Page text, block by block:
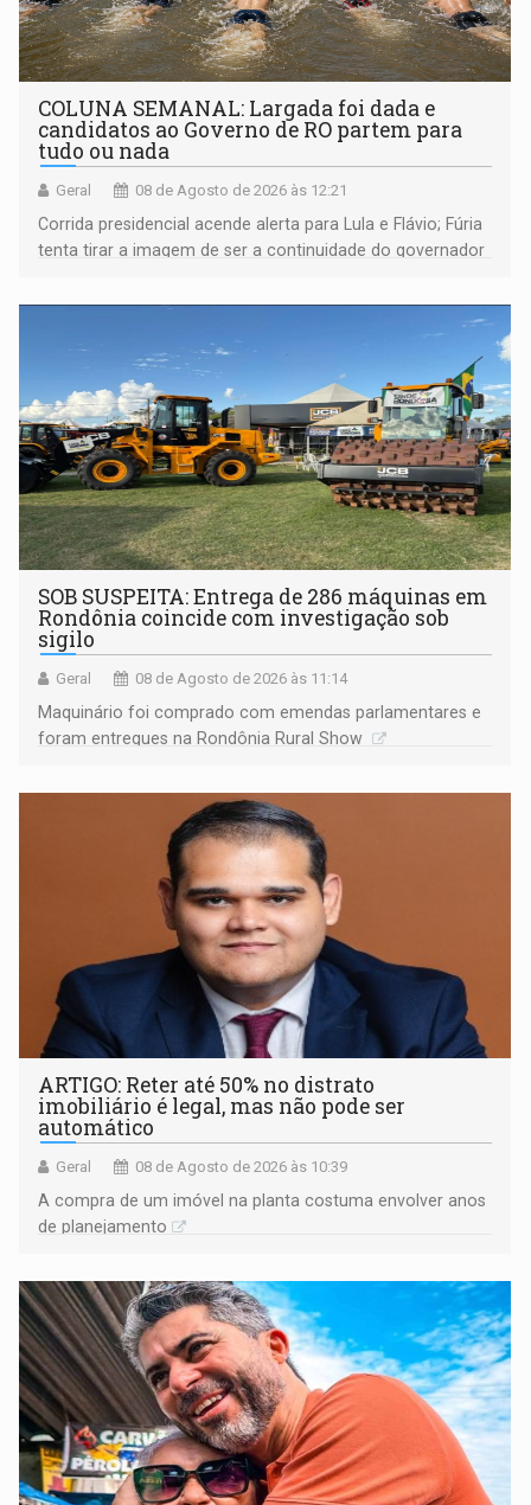
COLUNA SEMANAL: Largada foi dada e
candidatos ao Governo de RO partem para
tudo ou nada
Geral 08 de Agosto de 2026 às 12:21
Corrida presidencial acende alerta para Lula e Flávio; Fúria
tenta tirar a imagem de ser a continuidade do governador
não ter entrado no modo eleição; ABAV faz evento em
SOB SUSPEITA: Entrega de 286 máquinas em
Rondônia coincide com investigação sob
sigilo
Geral 08 de Agosto de 2026 às 11:14
Maquinário foi comprado com emendas parlamentares e
foram entregues na Rondônia Rural Show
ARTIGO: Reter até 50% no distrato
imobiliário é legal, mas não pode ser
automático
Geral 08 de Agosto de 2026 às 10:39
A compra de um imóvel na planta costuma envolver anos
de planejamento